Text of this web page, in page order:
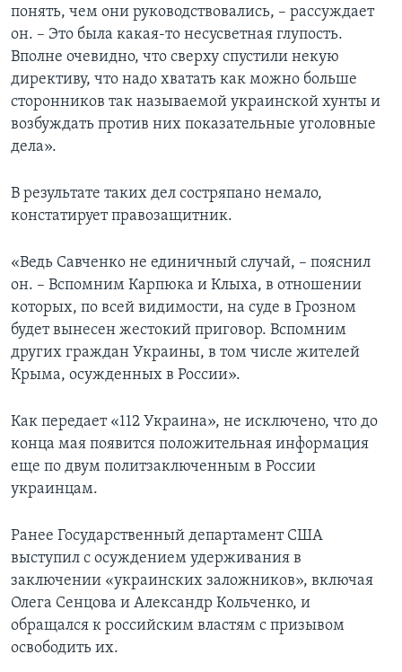
понять, чем они руководствовались, – рассуждает
он. – Это была какая-то несусветная глупость.
Вполне очевидно, что сверху спустили некую
директиву, что надо хватать как можно больше
сторонников так называемой украинской хунты и
возбуждать против них показательные уголовные
дела».
В результате таких дел состряпано немало,
констатирует правозащитник.
«Ведь Савченко не единичный случай, – пояснил
он. – Вспомним Карпюка и Клыха, в отношении
которых, по всей видимости, на суде в Грозном
будет вынесен жестокий приговор. Вспомним
других граждан Украины, в том числе жителей
Крыма, осужденных в России».
Как передает «112 Украина», не исключено, что до
конца мая появится положительная информация
еще по двум политзаключенным в России
украинцам.
Ранее Государственный департамент США
выступил с осуждением удерживания в
заключении «украинских заложников», включая
Олега Сенцова и Александр Кольченко, и
обращался к российским властям с призывом
освободить их.